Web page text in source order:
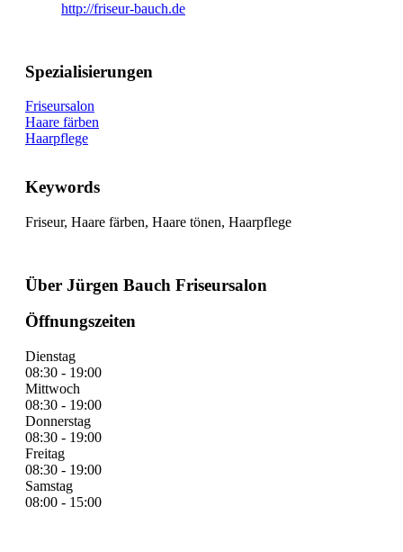
http://friseur-bauch.de
Spezialisierungen
Friseursalon
Haare färben
Haarpflege
Keywords
Friseur, Haare färben, Haare tönen, Haarpflege
Über Jürgen Bauch Friseursalon
Öffnungszeiten
Dienstag
08:30 - 19:00
Mittwoch
08:30 - 19:00
Donnerstag
08:30 - 19:00
Freitag
08:30 - 19:00
Samstag
08:00 - 15:00